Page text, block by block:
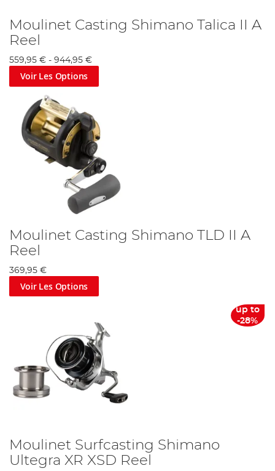
Moulinet Casting Shimano Talica II A
Reel
559,95 € - 944,95 €
Voir Les Options
Moulinet Casting Shimano TLD II A
Reel
369,95 €
Voir Les Options
up to
-28%
Moulinet Surfcasting Shimano
Ultegra XR XSD Reel